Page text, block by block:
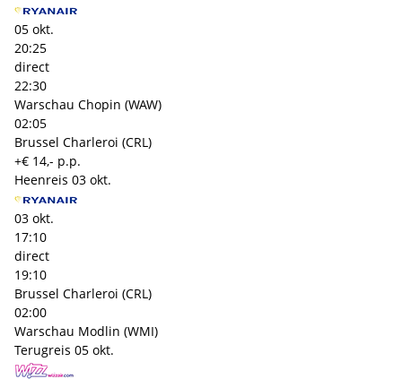
05 okt.
20:25
direct
22:30
Warschau Chopin (WAW)
02:05
Brussel Charleroi (CRL)
+€ 14,- p.p.
Heenreis 03 okt.
03 okt.
17:10
direct
19:10
Brussel Charleroi (CRL)
02:00
Warschau Modlin (WMI)
Terugreis 05 okt.